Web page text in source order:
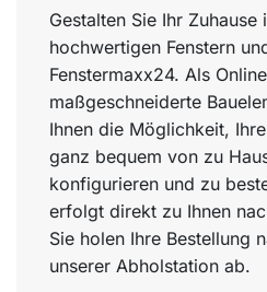
Gestalten Sie Ihr Zuhause
hochwertigen Fenstern
Fenstermaxx24. Als
maßgeschneiderte
Ihnen die Möglichkeit,
ganz bequem von zu
konfigurieren und zu
erfolgt direkt zu Ihnen
Sie holen Ihre Bestellung
unserer Abholstation ab.